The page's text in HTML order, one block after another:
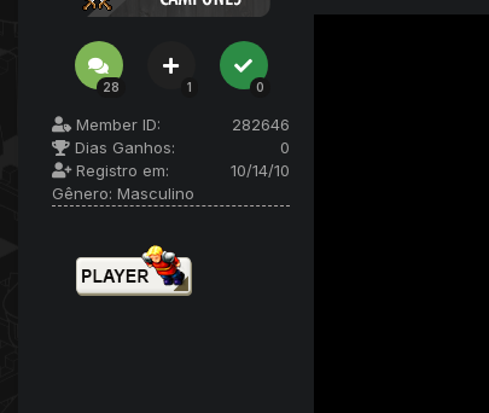
28 1 0
Member ID:
282646
Dias Ganhos:
0
Registro em:
10/14/10
Gênero: Masculino